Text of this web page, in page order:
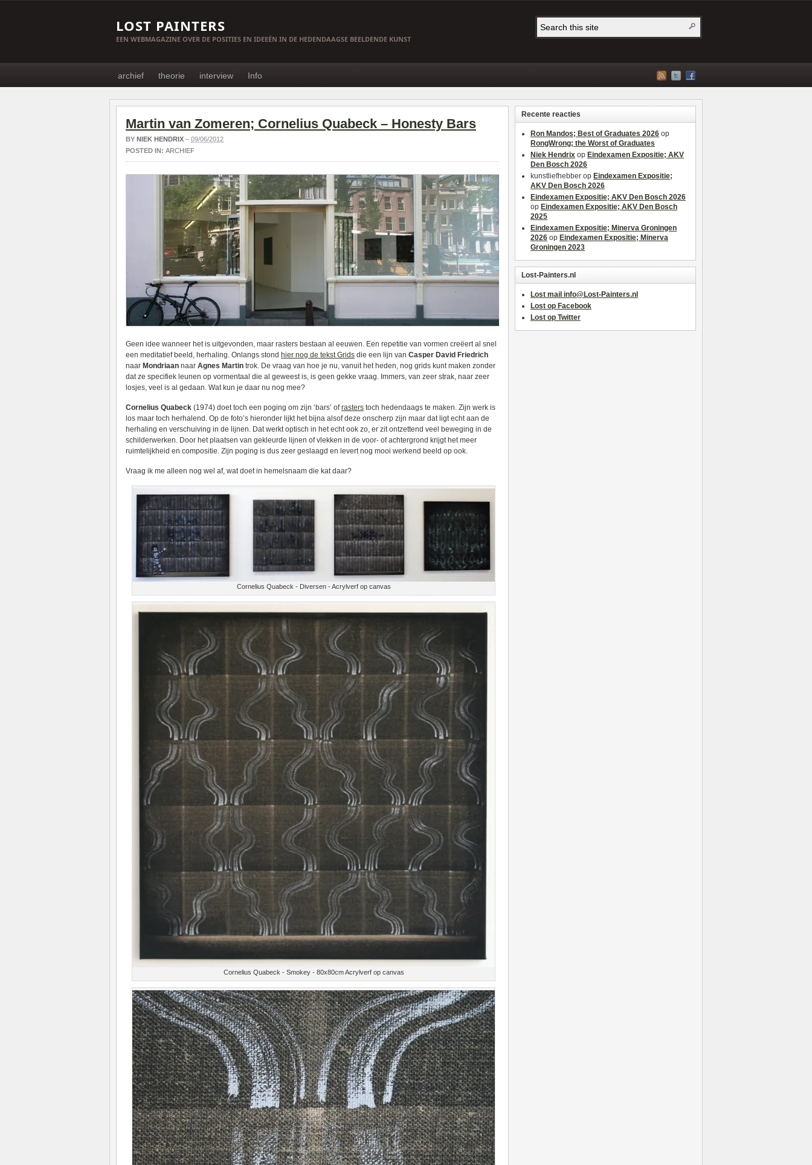
LOST PAINTERS
EEN WEBMAGAZINE OVER DE POSITIES EN IDEEËN IN DE HEDENDAAGSE BEELDENDE KUNST
archief theorie interview Info
Martin van Zomeren; Cornelius Quabeck – Honesty Bars
BY NIEK HENDRIX – 09/06/2012
POSTED IN: ARCHIEF
Geen idee wanneer het is uitgevonden, maar rasters bestaan al eeuwen. Een repetitie van vormen creëert al snel
een meditatief beeld, herhaling. Onlangs stond hier nog de tekst Grids die een lijn van Casper David Friedrich
naar Mondriaan naar Agnes Martin trok. De vraag van hoe je nu, vanuit het heden, nog grids kunt maken zonder
dat ze specifiek leunen op vormentaal die al geweest is, is geen gekke vraag. Immers, van zeer strak, naar zeer
losjes, veel is al gedaan. Wat kun je daar nu nog mee?
Cornelius Quabeck (1974) doet toch een poging om zijn ‘bars’ ofrasters toch hedendaags te maken. Zijn werk is
los maar toch herhalend. Op de foto’s hieronder lijkt het bijna alsof deze onscherp zijn maar dat ligt echt aan de
herhaling en verschuiving in de lijnen. Dat werkt optisch in het echt ook zo, er zit ontzettend veel beweging in de
schilderwerken. Door het plaatsen van gekleurde lijnen of vlekken in de voor- of achtergrond krijgt het meer
ruimtelijkheid en compositie. Zijn poging is dus zeer geslaagd en levert nog mooi werkend beeld op ook.
Vraag ik me alleen nog wel af, wat doet in hemelsnaam die kat daar?
Cornelius Quabeck - Diversen - Acrylverf op canvas
Cornelius Quabeck - Smokey - 80x80cm Acrylverf op canvas
Recente reacties
Ron Mandos; Best of Graduates 2026 op
RongWrong; the Worst of Graduates
Niek Hendrix op Eindexamen Expositie; AKV
Den Bosch 2026
kunstliefhebber op Eindexamen Expositie;
AKV Den Bosch 2026
Eindexamen Expositie; AKV Den Bosch 2026
op Eindexamen Expositie; AKV Den Bosch
2025
Eindexamen Expositie; Minerva Groningen
2026 op Eindexamen Expositie; Minerva
Groningen 2023
Lost-Painters.nl
Lost mail info@Lost-Painters.nl
Lost op Facebook
Lost op Twitter